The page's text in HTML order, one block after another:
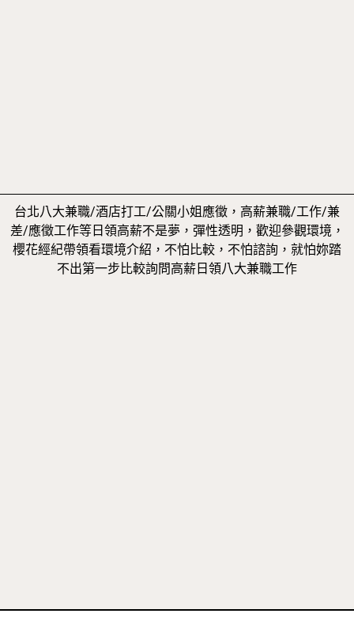
台北八大兼職/酒店打工/公關小姐應徵，高薪兼職/工作/兼
差/應徵工作等日領高薪不是夢，彈性透明，歡迎參觀環境，
櫻花經紀帶領看環境介紹，不怕比較，不怕諮詢，就怕妳踏
不出第一步比較詢問高薪日領八大兼職工作